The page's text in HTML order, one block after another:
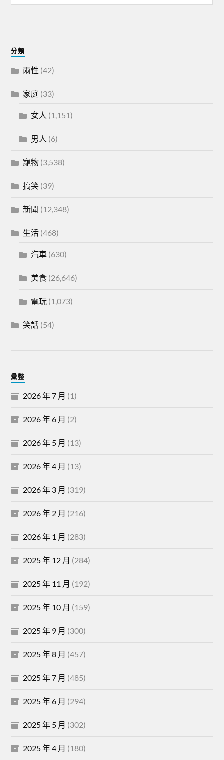
分類
兩性 (42)
家庭 (33)
女人 (1,151)
男人 (6)
寵物 (3,538)
搞笑 (39)
新聞 (12,348)
生活 (468)
汽車 (630)
美食 (26,646)
電玩 (1,073)
笑話 (54)
彙整
2026 年 7 月 (1)
2026 年 6 月 (2)
2026 年 5 月 (13)
2026 年 4 月 (13)
2026 年 3 月 (319)
2026 年 2 月 (216)
2026 年 1 月 (283)
2025 年 12 月 (284)
2025 年 11 月 (192)
2025 年 10 月 (159)
2025 年 9 月 (300)
2025 年 8 月 (457)
2025 年 7 月 (485)
2025 年 6 月 (294)
2025 年 5 月 (302)
2025 年 4 月 (180)